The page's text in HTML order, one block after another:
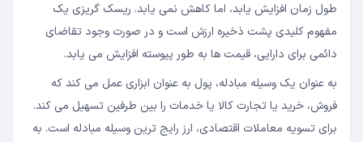
طول زمان افزایش یابد، اما کاهش نمی یابد. ریسک گریزی یک
مفهوم کلیدی پشت ذخیره ارزش است و در صورت وجود تقاضای
دائمی برای دارایی، قیمت ها به طور پیوسته افزایش می یابد.
به عنوان یک وسیله مبادله، پول به عنوان ابزاری عمل می کند که
فروش، خرید یا تجارت کالا یا خدمات را بین طرفین تسهیل می کند.
برای تسویه معاملات اقتصادی، ارز رایج ترین وسیله مبادله است. به